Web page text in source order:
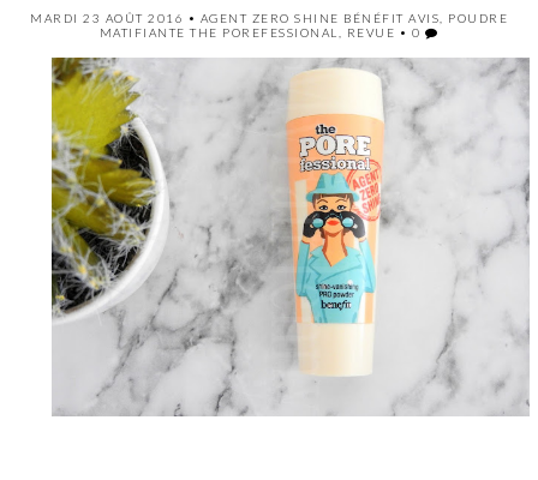
MARDI 23 AOÛT 2016 • AGENT ZERO SHINE BÉNÉFIT AVIS
POUDRE
MATIFIANTE THE POREFESSIONAL
REVUE • 0